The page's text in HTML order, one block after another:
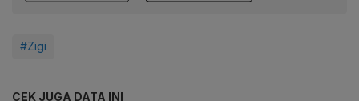
#Zigi
CEK JUGA DATA INI